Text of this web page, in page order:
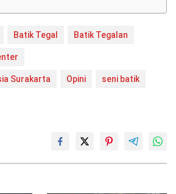
Batik Tegal Batik Tegalan
Surakarta Opini seni batik